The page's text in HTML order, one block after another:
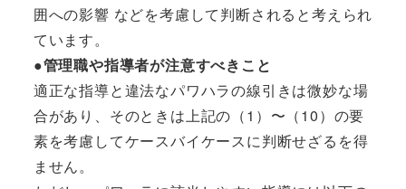
囲への影響 などを考慮して判断されると考えられ
ています。
●管理職や指導者が注意すべきこと
適正な指導と違法なパワハラの線引きは微妙な場
合があり、そのときは上記の（1）〜（10）の要
素を考慮してケースバイケースに判断せざるを得
ません。